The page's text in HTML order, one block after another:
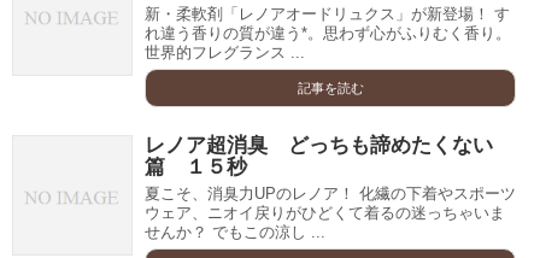
新・柔軟剤「レノアオードリュクス」が新登場！ す
れ違う香りの質が違う*。思わず心がふりむく香り。
世界的フレグランス ...
記事を読む
レノア超消臭 どっちも諦めたくない
篇 １５秒
夏こそ、消臭力UPのレノア！ 化繊の下着やスポーツ
ウェア、ニオイ戻りがひどくて着るの迷っちゃいま
せんか？ でもこの涼し ...